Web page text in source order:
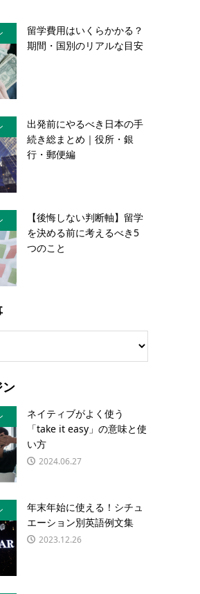
留学費用はいくらかかる？
期間・国別のリアルな目安
出発前にやるべき日本の手
続き総まとめ｜役所・銀
行・郵便編
【後悔しない判断軸】留学
を決める前に考えるべき5
つのこと
ネイティブがよく使う
「take it easy」の意味と使
い方
2024.06.27
年末年始に使える！シチュ
エーション別英語例文集
2023.12.26